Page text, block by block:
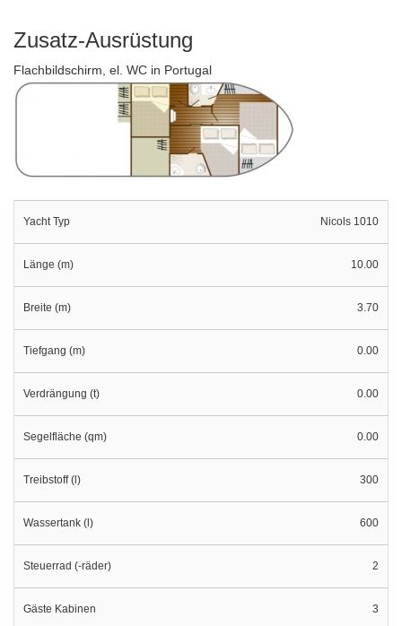
Zusatz-Ausrüstung
Flachbildschirm, el. WC in Portugal
Yacht Typ Nicols 1010
Länge (m) 10.00
Breite (m) 3.70
Tiefgang (m) 0.00
Verdrängung (t) 0.00
Segelfläche (qm) 0.00
Treibstoff (l) 300
Wassertank (l) 600
Steuerrad (-räder) 2
Gäste Kabinen 3